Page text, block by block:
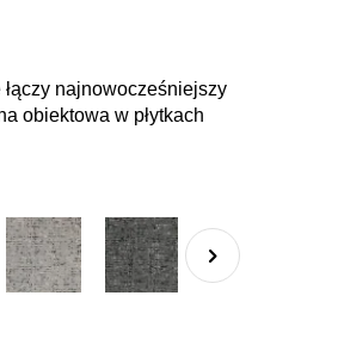
najnowocześniejszy
obiektowa w płytkach